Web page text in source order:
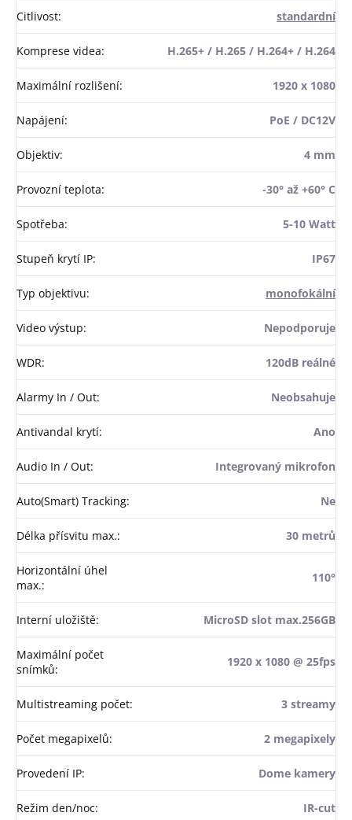
Citlivost: standardní
Komprese videa: H.265+ / H.265 / H.264+ / H.264
Maximální rozlišení: 1920 x 1080
Napájení: PoE / DC12V
Objektiv: 4 mm
Provozní teplota: -30° až +60° C
Spotřeba: 5-10 Watt
Stupeň krytí IP: IP67
Typ objektivu: monofokální
Video výstup: Nepodporuje
WDR: 120dB reálné
Alarmy In / Out: Neobsahuje
Antivandal krytí: Ano
Audio In / Out: Integrovaný mikrofon
Auto(Smart) Tracking: Ne
Délka přísvitu max.: 30 metrů
Horizontální úhel
max.:
110°
Interní uložiště: MicroSD slot max.256GB
Maximální počet
snímků:
1920 x 1080 @ 25fps
Multistreaming počet: 3 streamy
Počet megapixelů: 2 megapixely
Provedení IP: Dome kamery
Režim den/noc: IR-cut